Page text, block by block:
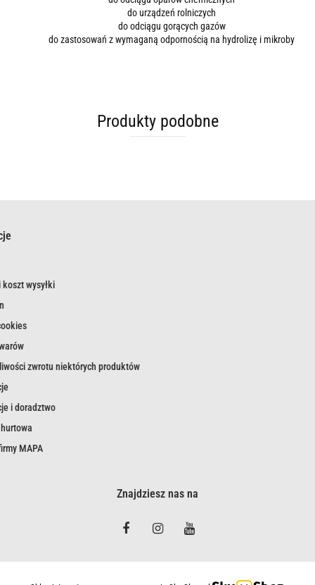
do urządzeń rolniczych
do odciągu gorących gazów
do zastosowań z wymaganą odpornością na hydrolizę i mikroby
Produkty podobne
wysyłki
zwrotu niektórych produktów
i doradztwo
MAPA
Znajdziesz nas na